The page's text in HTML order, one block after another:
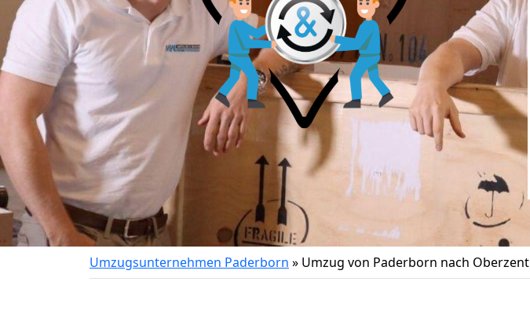
Umzugsunternehmen Paderborn » Umzug von Paderborn nach Oberzent